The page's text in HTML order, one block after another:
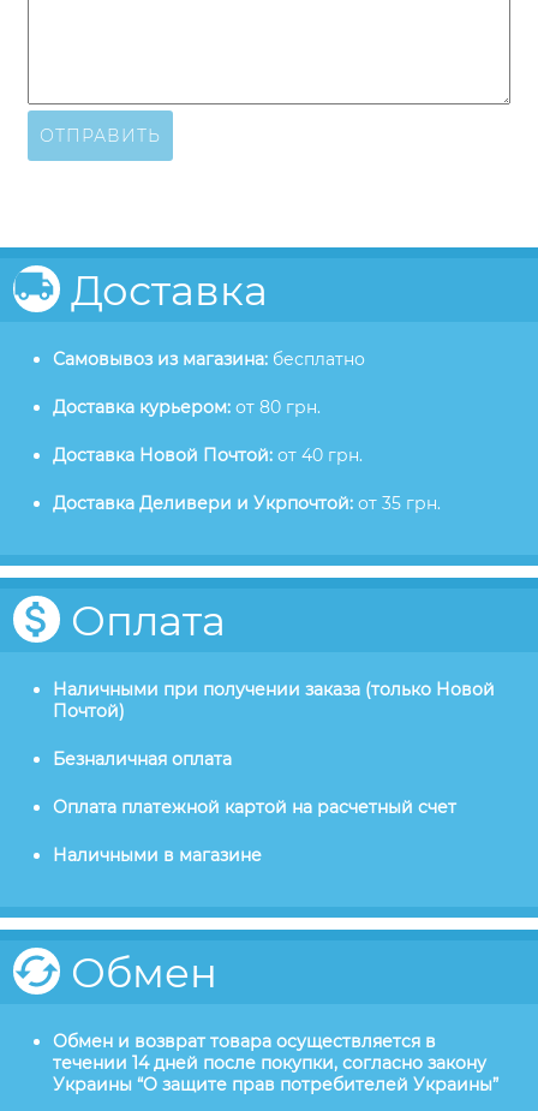
ОТПРАВИТЬ
Доставка
Самовывоз из магазина: бесплатно
Доставка курьером: от 80 грн.
Доставка Новой Почтой: от 40 грн.
Доставка Деливери и Укрпочтой: от 35 грн.
Оплата
Наличными при получении заказа (только Новой
Почтой)
Безналичная оплата
Оплата платежной картой на расчетный счет
Наличными в магазине
Обмен
Обмен и возврат товара осуществляется в
течении 14 дней после покупки, согласно закону
Украины “О защите прав потребителей Украины”